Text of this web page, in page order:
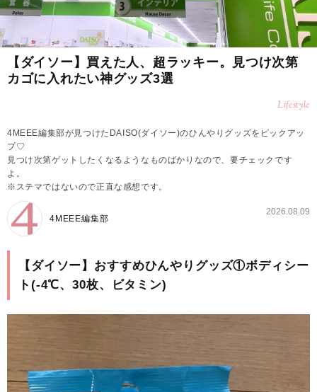
【ダイソー】買えた人、超ラッキー。見つけ次第
カゴに入れたい神グッズ3選
Lifestyle
4MEEE編集部が見つけたDAISO(ダイソー)のひんやりグッズをピックアッ
プ♡
見つけ次第ゲットしたくなるようなものばかりなので、要チェックです
よ。
※ステマではないので正直な感想です。
4MEEE編集部
2026.08.09
【ダイソー】おすすめひんやりグッズ①ボディシー
ト(-4℃、30枚、ビタミン)